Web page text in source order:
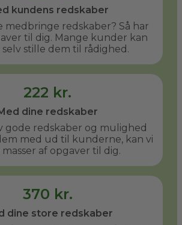
kundens redskaber
medbringe redskaber? Så har
til dig. Mange kunder kan
stille dem til rådighed.
222 kr.
dine redskaber
gode redskaber og mulighed
med ud til kunderne, kan vi
af opgaver til dig.
370 kr.
dine store redskaber